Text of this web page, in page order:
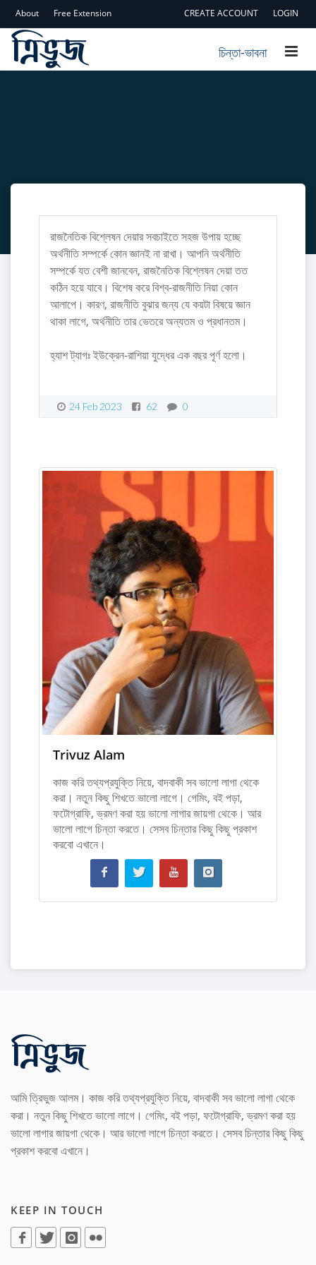
CREATE ACCOUNT LOGIN
About Free Extension
চিন্তা-ভাবনা
রাজনৈতিক বিশ্লেষন দেয়ার সবচাইতে সহজ উপায় হচ্ছে
অর্থনীতি সম্পর্কে কোন জ্ঞানই না রাখা। আপনি অর্থনীতি
সম্পর্কে যত বেশী জানবেন, রাজনৈতিক বিশ্লেষন দেয়া তত
কঠিন হয়ে যাবে। বিশেষ করে বিশ্ব-রাজনীতি নিয়া কোন
আলাপে। কারণ, রাজনীতি বুঝার জন্য যে কয়টা বিষয়ে জ্ঞান
থাকা লাগে, অর্থনীতি তার ভেতরে অন্যতম ও প্রধানতম।
হ্যাশ ট্যাগঃ ইউক্রেন-রাশিয়া যুদ্ধের এক বছর পূর্ণ হলো।
24 Feb 2023 62 0
Trivuz Alam
কাজ করি তথ্যপ্রযুক্তি নিয়ে, বাদবাকী সব ভালো লাগা থেকে
করা। নতুন কিছু শিখতে ভালো লাগে। গেমিং, বই পড়া,
ফটোগ্রাফি, ভ্রমণ করা হয় ভালো লাগার জায়গা থেকে। আর
ভালো লাগে চিন্তা করতে। সেসব চিন্তার কিছু কিছু প্রকাশ
করবো এখানে।
আমি ত্রিভুজ আলম। কাজ করি তথ্যপ্রযুক্তি নিয়ে, বাদবাকী সব ভালো লাগা থেকে
করা। নতুন কিছু শিখতে ভালো লাগে। গেমিং, বই পড়া, ফটোগ্রাফি, ভ্রমণ করা হয়
ভালো লাগার জায়গা থেকে। আর ভালো লাগে চিন্তা করতে। সেসব চিন্তার কিছু কিছু
প্রকাশ করবো এখানে।
KEEP IN TOUCH